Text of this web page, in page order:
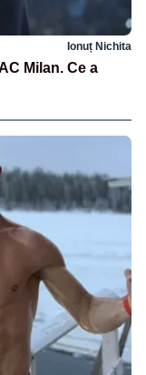
Ionuț Nichita
Milan. Ce a